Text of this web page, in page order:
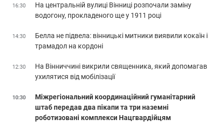
16:30
На центральній вулиці Вінниці розпочали заміну
водогону, прокладеного ще у 1911 році
14:30
Белла не підвела: вінницькі митники виявили кокаїн і
трамадол на кордоні
12:30
На Вінниччині викрили священника, який допомагав
ухилятися від мобілізації
10:30
Міжрегіональний координаційний гуманітарний
штаб передав два пікапи та три наземні
роботизовані комплекси Нацгвардійцям